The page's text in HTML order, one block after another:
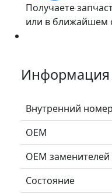
Получаете
или в ближайшем
Информация
Внутренний номер
ОЕМ
ОЕМ заменителей
Состояние